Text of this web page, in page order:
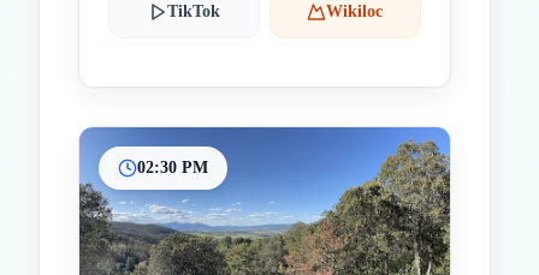
TikTok Wikiloc
02:30 PM